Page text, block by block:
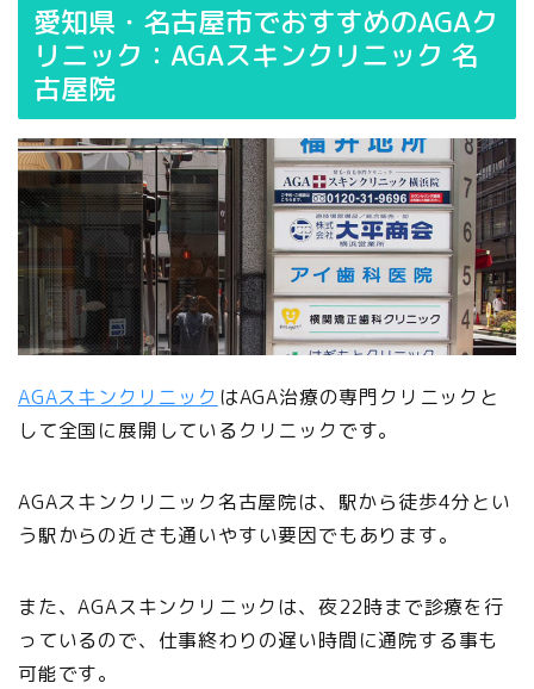
愛知県・名古屋市でおすすめのAGAク
リニック：AGAスキンクリニック 名
古屋院
AGAスキンクリニック はAGA治療の専門クリニックと
して全国に展開しているクリニックです。
AGAスキンクリニック名古屋院は、駅から徒歩4分とい
う駅からの近さも通いやすい要因でもあります。
また、AGAスキンクリニックは、夜22時まで診療を行
っているので、仕事終わりの遅い時間に通院する事も
可能です。